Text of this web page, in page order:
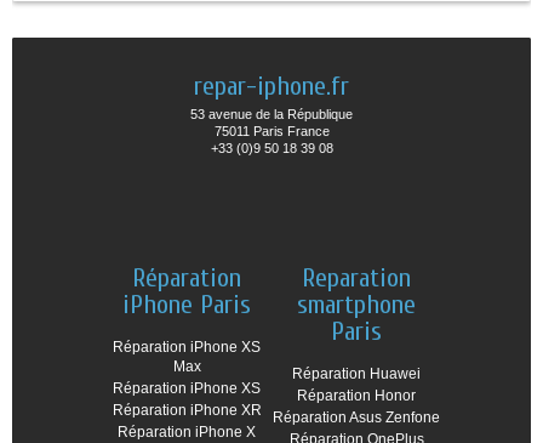
repar-iphone.fr
53 avenue de la République
75011 Paris France
+33 (0)9 50 18 39 08
Réparation
iPhone Paris
Réparation iPhone XS
Max
Réparation iPhone XS
Réparation iPhone XR
Réparation iPhone X
Reparation
smartphone
Paris
Réparation Huawei
Réparation Honor
Réparation Asus Zenfone